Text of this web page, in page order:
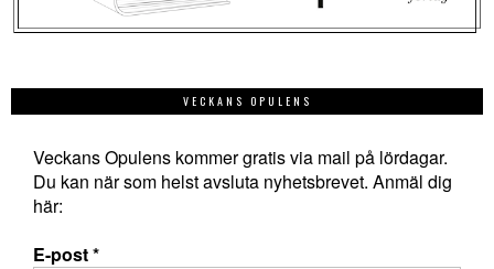
VECKANS OPULENS
Veckans Opulens kommer gratis via mail på lördagar.
Du kan när som helst avsluta nyhetsbrevet. Anmäl dig
här:
E-post*